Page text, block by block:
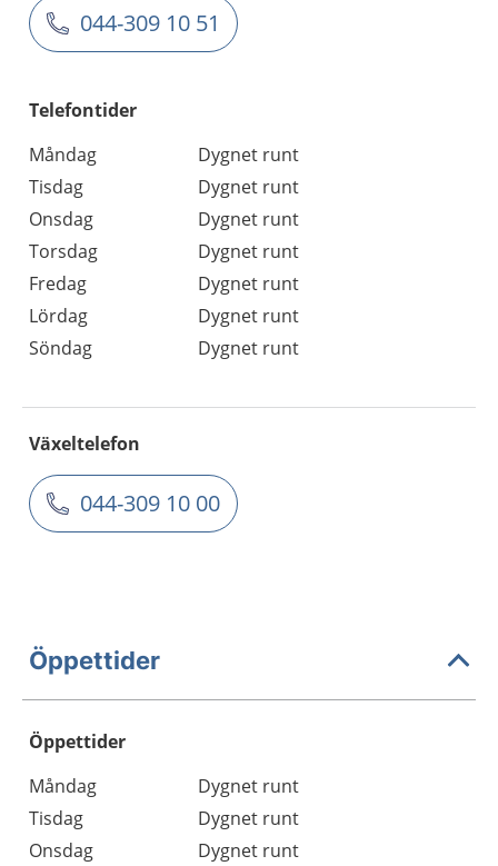
044-309 10 51
Telefontider
Måndag
Dygnet runt
Tisdag
Dygnet runt
Onsdag
Dygnet runt
Torsdag
Dygnet runt
Fredag
Dygnet runt
Lördag
Dygnet runt
Söndag
Dygnet runt
Växeltelefon
044-309 10 00
Öppettider
Öppettider
Dag
Öppettider
Kommentarer
Måndag
Dygnet runt
Tisdag
Dygnet runt
Onsdag
Dygnet runt